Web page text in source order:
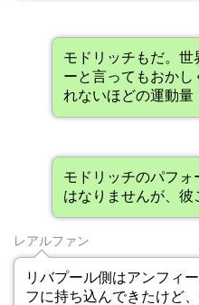
モドリッチもだ。
ーと言ってもおかし
れないほどの運動量
モドリッチのパフォ
はなりませんが、彼
レアルファン
リバプール側はアンフィ
フに持ち込んできたけど